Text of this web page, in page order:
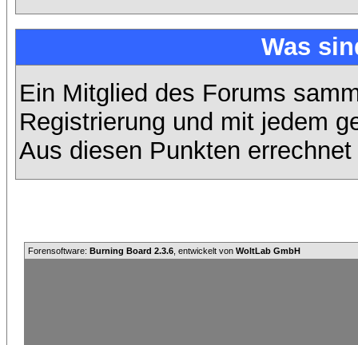
Was
Ein Mitglied des Forums
Registrierung und mit jedem
Aus diesen Punkten
Forensoftware: Burning Board 2.3.6 , entwickelt von WoltLab GmbH